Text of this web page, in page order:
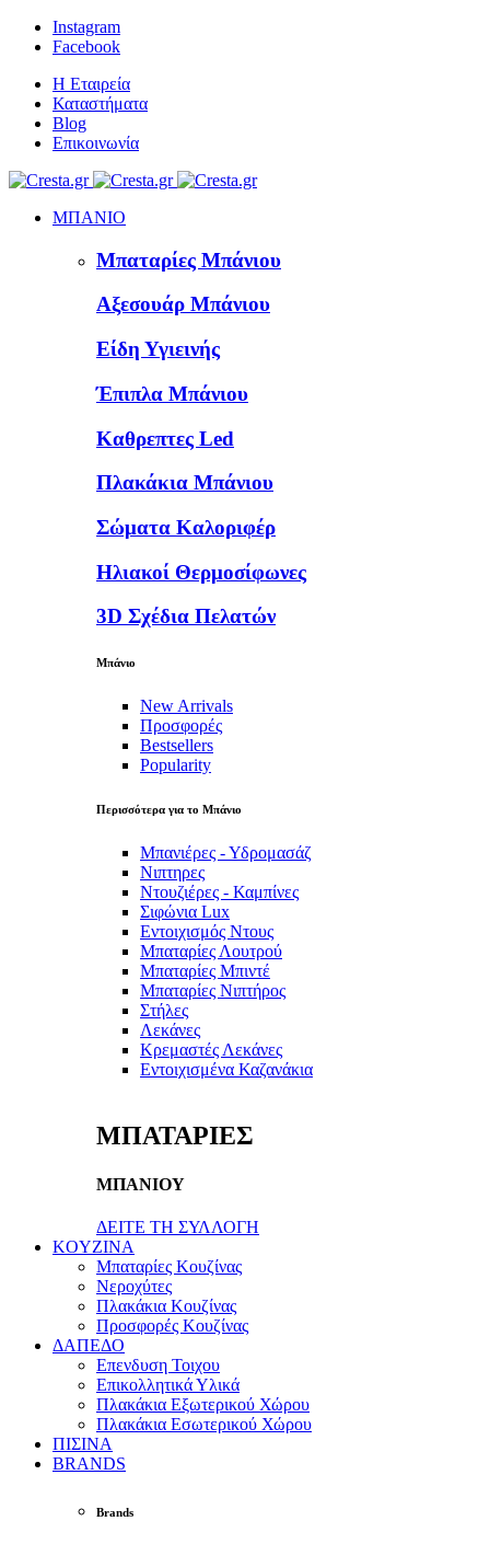
Instagram
Facebook
Η Εταιρεία
Καταστήματα
Blog
Επικοινωνία
ΜΠΑΝΙΟ
Μπαταρίες Μπάνιου
Αξεσουάρ Μπάνιου
Είδη Υγιεινής
Έπιπλα Μπάνιου
Καθρεπτες Led
Πλακάκια Μπάνιου
Σώματα Καλοριφέρ
Ηλιακοί Θερμοσίφωνες
3D Σχέδια Πελατών
Μπάνιο
New Arrivals
Προσφορές
Bestsellers
Popularity
Περισσότερα για το Μπάνιο
Μπανιέρες - Υδρομασάζ
Νιπτηρες
Ντουζιέρες - Καμπίνες
Σιφώνια Lux
Εντοιχισμός Ντους
Μπαταρίες Λουτρού
Μπαταρίες Μπιντέ
Μπαταρίες Νιπτήρος
Στήλες
Λεκάνες
Κρεμαστές Λεκάνες
Εντοιχισμένα Καζανάκια
ΜΠΑΤΑΡΙΕΣ
ΜΠΑΝΙΟΥ
ΔΕΙΤΕ ΤΗ ΣΥΛΛΟΓΗ
KOYZINA
Μπαταρίες Κουζίνας
Νεροχύτες
Πλακάκια Κουζίνας
Προσφορές Κουζίνας
ΔΑΠΕΔΟ
Επενδυση Τοιχου
Επικολλητικά Υλικά
Πλακάκια Εξωτερικού Χώρου
Πλακάκια Εσωτερικού Χώρου
ΠΙΣΙΝΑ
BRANDS
Brands